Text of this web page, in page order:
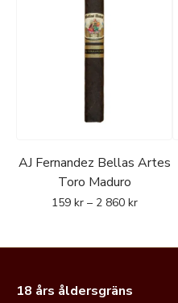
AJ Fernandez Bellas Artes
Toro Maduro
159 kr – 2 860 kr
18 års åldersgräns